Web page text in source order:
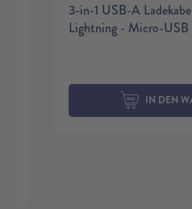
3-in-1 USB-A
Lightning - Micro-USB
IN DEN